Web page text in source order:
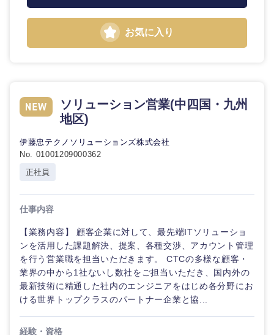
お気に入り
ソリューション営業(中四国・九州
地区)
伊藤忠テクノソリューションズ株式会社
No. 01001209000362
正社員
仕事内容
【業務内容】 顧客企業に対して、最先端ITソリューショ
ンを活用した課題解決、提案、各種交渉、アカウント管理
を行う営業職を担当いただきます。 CTCの多様な顧客・
業界の中から1社ないし数社をご担当いただき、国内外の
最新技術に精通した社内のエンジニアをはじめ各分野にお
ける世界トップクラスのパートナー企業と協...
経験・資格